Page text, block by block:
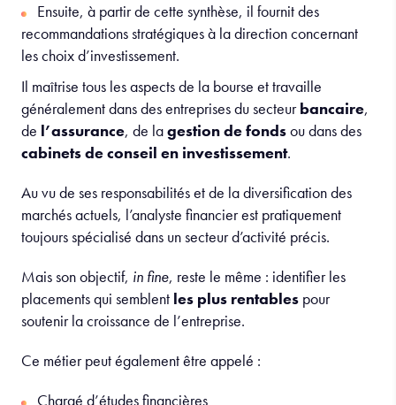
Ensuite, à partir de cette synthèse, il fournit des
recommandations stratégiques à la direction concernant
les choix d’investissement.
Il maîtrise tous les aspects de la bourse et travaille
généralement dans des entreprises du secteurbancaire,
de l’assurance, de lagestion de fondsou dans des
cabinets de conseil en investissement.
Au vu de ses responsabilités et de la diversification des
marchés actuels, l’analyste financier est pratiquement
toujours spécialisé dans un secteur d’activité précis.
Mais son objectif, in fine, reste le même : identifier les
placements qui semblent les plus rentables pour
soutenir la croissance de l’entreprise.
Ce métier peut également être appelé :
Chargé d’études financières